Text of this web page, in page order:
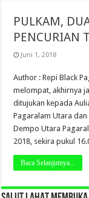
PULKAM,
PENCURIAN
Juni 1, 2018
Author : Repi Black
melompat, akhirnya
ditujukan kepada
Pagaralam Utara
Dempo Utara
2018, sekira pukul
Baca Selanjutnya...